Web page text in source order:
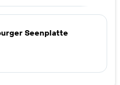
Seenplatte